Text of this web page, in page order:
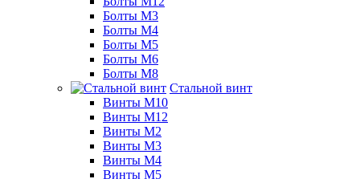
Болты М3
Болты М4
Болты М5
Болты М6
Болты М8
Стальной винт
Винты М10
Винты М12
Винты М2
Винты М3
Винты М4
Винты М5